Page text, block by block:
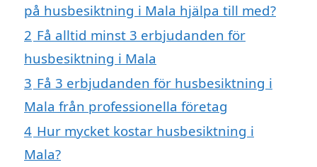
på husbesiktning i Mala hjälpa till med?
2 Få alltid minst 3 erbjudanden för
husbesiktning i Mala
3 Få 3 erbjudanden för husbesiktning i
Mala från professionella företag
4 Hur mycket kostar husbesiktning i
Mala?